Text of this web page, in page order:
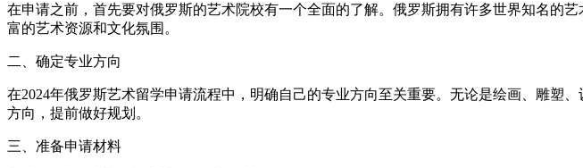
在申请之前，首先要对俄罗斯的艺术院校有一个全面的了解。俄罗斯拥有许多世界知名的艺
富的艺术资源和文化氛围。
二、确定专业方向
在2024年俄罗斯艺术留学申请流程中，明确自己的专业方向至关重要。无论是绘画、雕塑
方向，提前做好规划。
三、准备申请材料